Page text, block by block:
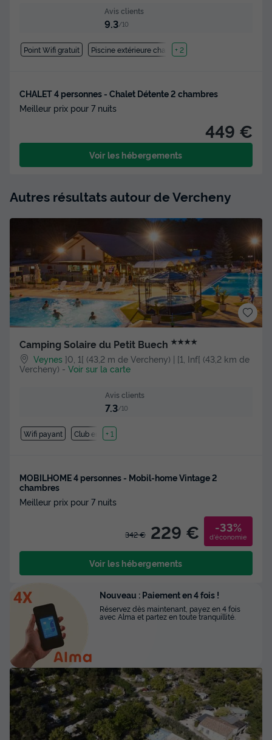
Avis clients
9.3/10
Point Wifi gratuit Piscine extérieure chauffée
+ 2
CHALET 4 personnes - Chalet Détente 2 chambres
Meilleur prix pour 7 nuits
449 €
Voir les hébergements
Autres résultats autour de Vercheny
Camping Solaire du Petit Buech ★★★★
Veynes ]0, 1[ (43,2 m de Vercheny) | [1, Inf[ (43,2 km de
Vercheny) - Voir sur la carte
Avis clients
7.3/10
Wifi payant Club enfant
+ 1
MOBILHOME 4 personnes - Mobil-home Vintage 2
chambres
Meilleur prix pour 7 nuits
342 € 229 € -33%
d'économie
Voir les hébergements
Nouveau : Paiement en 4 fois !
Réservez dès maintenant, payez en 4 fois
avec Alma et partez en toute tranquillité.